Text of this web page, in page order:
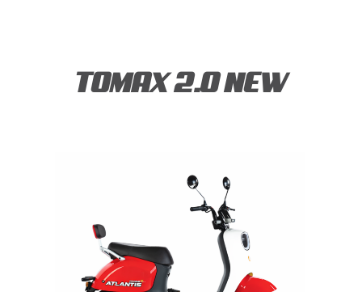
TOMAX 2.0 NEW